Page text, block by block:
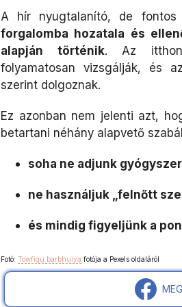
A hír nyugtalanító, de
forgalomba hozatala és
alapján történik. Az itthon
folyamatosan vizsgálják, és
szerint dolgoznak.
Ez azonban nem jelenti azt,
betartani néhány alapvető
soha ne adjunk
ne használjuk „felnőtt
és mindig figyeljünk a
Fotó: Towfiqu barbhuiya fotója a Pexels oldaláról